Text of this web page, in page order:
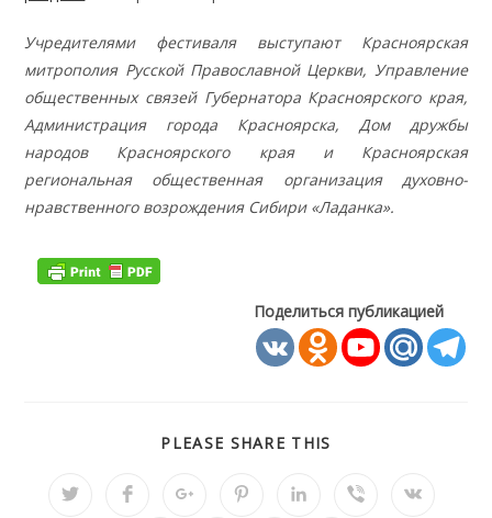
Учредителями фестиваля выступают Красноярская
митрополия Русской Православной Церкви, Управление
общественных связей Губернатора Красноярского края,
Администрация города Красноярска, Дом дружбы
народов Красноярского края и Красноярская
региональная общественная организация духовно-
нравственного возрождения Сибири «Ладанка».
Поделиться публикацией
PLEASE SHARE THIS
ОткрываетсяОткрываетсяОткрываетсяОткрываетсяОткрываетсяОткрывается